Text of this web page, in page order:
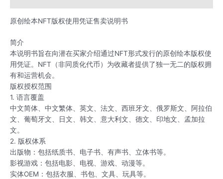
原创绘本NFT版权使用凭证售卖说明书
简介
本说明书旨在向潜在买家介绍通过NFT形式发行的原创绘本版权使
用凭证。NFT（非同质化代币）为收藏者提供了独一无二的版权拥
有和运营机会。
版权授权范围
1. 语言覆盖
中文简体、中文繁体、英文、法文、西班牙文、俄罗斯文、阿拉伯
文、葡萄牙文、日文、韩文、意大利文、德文、印地文、孟加拉
文。
2. 版权体系
出版物：包括纸质书、电子书、有声书、立体书等。
影视游戏：包括电影、电视、游戏、动漫等。
实体OEM：包括衣服、书包、文具、玩具等。